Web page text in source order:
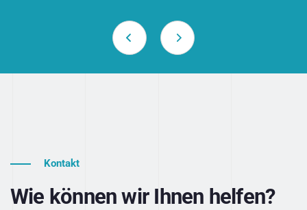
Kontakt
Wie können wir Ihnen helfen?